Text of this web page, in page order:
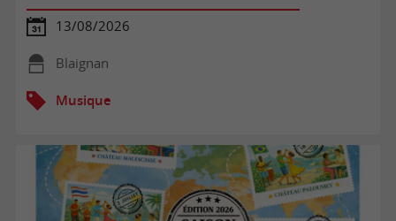
13/08/2026
Blaignan
Musique